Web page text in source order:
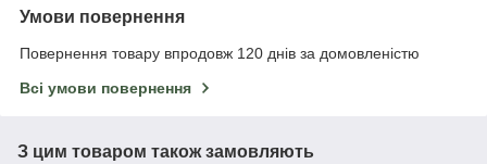
Умови повернення
Повернення товару впродовж 120 днів за домовленістю
Всі умови повернення
З цим товаром також замовляють